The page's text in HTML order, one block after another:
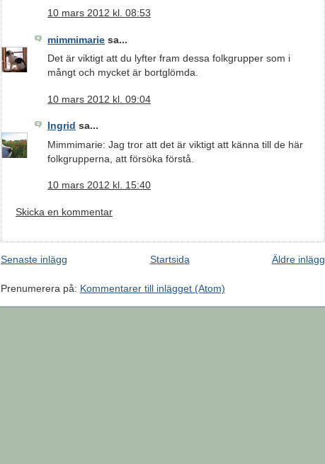
10 mars 2012 kl. 08:53
mimmimarie sa...
Det är viktigt att du lyfter fram dessa folkgrupper som i
mångt och mycket är bortglömda.
10 mars 2012 kl. 09:04
Ingrid sa...
Mimmimarie: Jag tror att det är viktigt att känna till de här
folkgrupperna, att försöka förstå.
10 mars 2012 kl. 15:40
Skicka en kommentar
Senaste inlägg Äldre inlägg
Startsida
Prenumerera på: Kommentarer till inlägget (Atom)